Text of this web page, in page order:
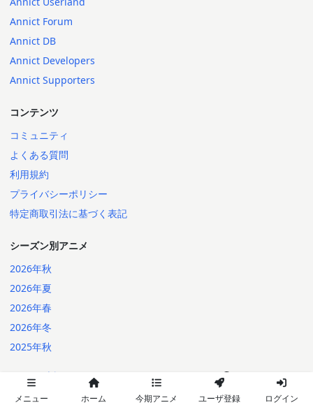
Annict Forum
Annict DB
Annict Developers
Annict Supporters
コンテンツ
コミュニティ
よくある質問
利用規約
プライバシーポリシー
特定商取引法に基づく表記
シーズン別アニメ
2026年秋
2026年夏
2026年春
2026年冬
2025年秋
言語: 日本語 English
2014-2026 Annict
メニュー
ホーム 今期アニメ ユーザ登録 ログイン